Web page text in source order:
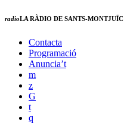
radioLA RÀDIO DE SANTS-MONTJUÏC
Contacta
Programació
Anuncia’t